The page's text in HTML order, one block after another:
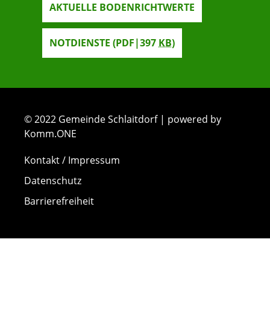
AKTUELLE BODENRICHTWERTE
NOTDIENSTE (PDF|397KB)
© 2022 Gemeinde Schlaitdorf | powered by
Komm.ONE
Kontakt / Impressum
Datenschutz
Barrierefreiheit